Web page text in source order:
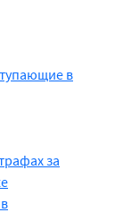
в
за